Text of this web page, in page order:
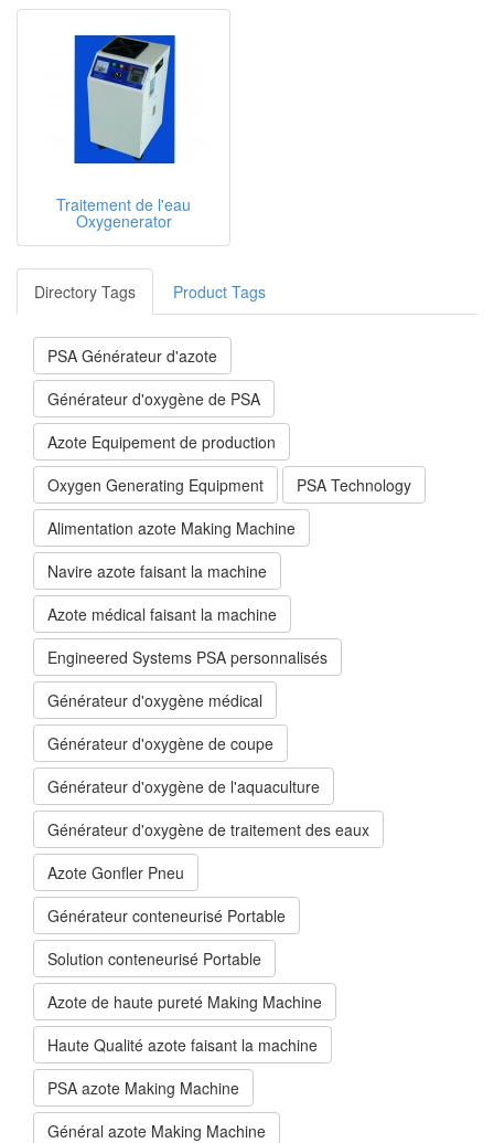
Traitement de l'eau
Oxygenerator
Directory Tags Product Tags
PSA Générateur d'azote
Générateur d'oxygène de PSA
Azote Equipement de production
Oxygen Generating Equipment
PSA Technology
Alimentation azote Making Machine
Navire azote faisant la machine
Azote médical faisant la machine
Engineered Systems PSA personnalisés
Générateur d'oxygène médical
Générateur d'oxygène de coupe
Générateur d'oxygène de l'aquaculture
Générateur d'oxygène de traitement des eaux
Azote Gonfler Pneu
Générateur conteneurisé Portable
Solution conteneurisé Portable
Azote de haute pureté Making Machine
Haute Qualité azote faisant la machine
PSA azote Making Machine
Général azote Making Machine